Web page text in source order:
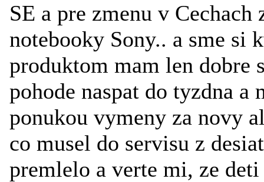
SE a pre zmenu v Cechach
notebooky Sony.. a sme si
produktom mam len dobre
pohode naspat do tyzdna
ponukou vymeny za novy
co musel do servisu z
premlelo a verte mi, ze